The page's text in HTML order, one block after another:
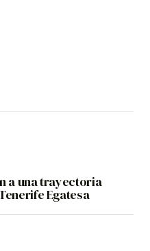
a una trayectoria
Egatesa